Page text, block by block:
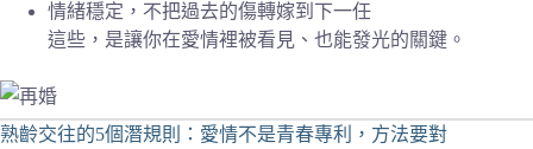
情緒穩定，不把過去的傷轉嫁到下一任
這些，是讓你在愛情裡被看見、也能發光的關鍵。
熟齡交往的5個潛規則：愛情不是青春專利，方法要對